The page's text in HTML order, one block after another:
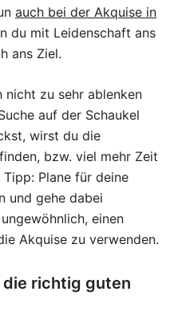
auch bei der Akquise in
du mit Leidenschaft ans
ans Ziel.
zu sehr ablenken
auf der Schaukel
wirst du die
bzw. viel mehr Zeit
Plane für deine
und gehe dabei
einen
Akquise zu verwenden.
richtig guten